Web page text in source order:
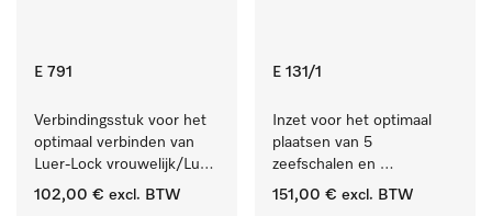
E 791
Verbindingsstuk voor het
optimaal verbinden van
Luer-Lock vrouwelijk/Luer-
Lock mannelijk.
102,00 € excl. BTW
E 131/1
Inzet voor het optimaal
plaatsen van 5
zeefschalen en
nierbekkens.
151,00 € excl. BTW